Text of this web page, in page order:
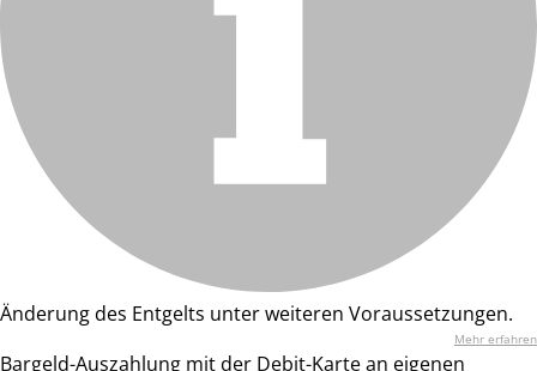
Änderung des Entgelts unter weiteren Voraussetzungen.
Mehr erfahren
Bargeld-Auszahlung mit der Debit-Karte an eigenen